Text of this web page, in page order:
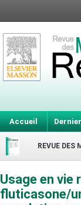
Accueil
REVUE DES
Usage en vie
fluticasone/